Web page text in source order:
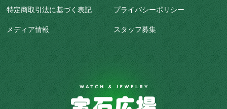
特定商取引法に基づく表記 プライバシーポリシー
メディア情報 スタッフ募集